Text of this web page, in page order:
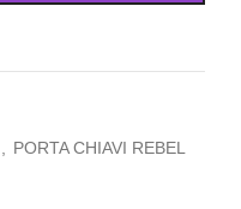
PORTA CHIAVI REBEL